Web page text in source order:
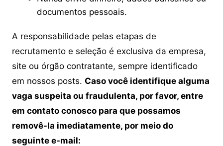
documentos pessoais.
A responsabilidade pelas etapas de
recrutamento e seleção é exclusiva da empresa,
site ou órgão contratante, sempre identificado
em nossos posts. Caso você identifique alguma
vaga suspeita ou fraudulenta, por favor, entre
em contato conosco para que possamos
removê-la imediatamente, por meio do
seguinte e-mail: